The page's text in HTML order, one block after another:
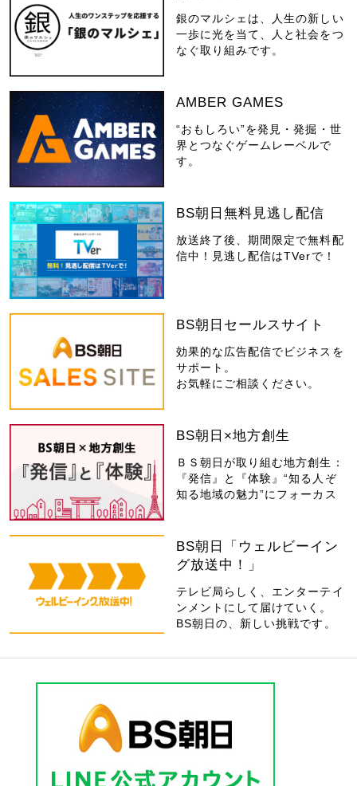
銀のマルシェは、人生の新しい
一歩に光を当て、人と社会をつ
なぐ取り組みです。
AMBER GAMES
“おもしろい”を発見・発掘・世
界とつなぐゲームレーベルで
す。
BS朝日無料見逃し配信
放送終了後、期間限定で無料配
信中！見逃し配信はTVerで！
BS朝日セールスサイト
効果的な広告配信でビジネスを
サポート。
お気軽にご相談ください。
BS朝日×地方創生
ＢＳ朝日が取り組む地方創生：
『発信』と『体験』“知る人ぞ
知る地域の魅力”にフォーカス
BS朝日「ウェルビーイン
グ放送中！」
テレビ局らしく、エンターテイ
ンメントにして届けていく。
BS朝日の、新しい挑戦です。